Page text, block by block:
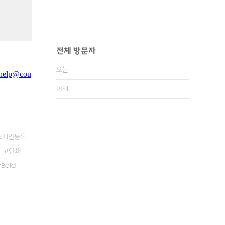
메인등록
인쇄
Bold
전체 방문자
오늘
어제